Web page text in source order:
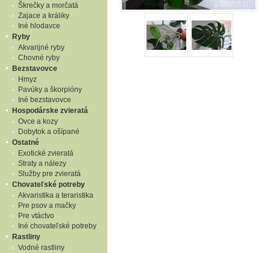
Škrečky a morčatá
Zajace a králiky
Iné hlodavce
Ryby
Akvarijné ryby
Chovné ryby
Bezstavovce
Hmyz
Pavúky a škorpióny
Iné bezstavovce
Hospodárske zvieratá
Ovce a kozy
Dobytok a ošípané
Ostatné
Exotické zvieratá
Straty a nálezy
Služby pre zvieratá
Chovateľské potreby
Akvaristika a teraristika
Pre psov a mačky
Pre vtáctvo
Iné chovateľské potreby
Rastliny
Vodné rastliny